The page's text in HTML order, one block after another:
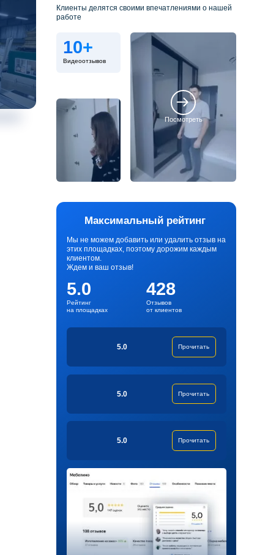
Клиенты делятся своими впечатлениями о нашей
работе
10+
Видеоотзывов
Посмотреть
Максимальный рейтинг
Мы не можем добавить или удалить отзыв на
этих площадках, поэтому дорожим каждым
клиентом.
Ждем и ваш отзыв!
5.0
Рейтинг
на площадках
428
Отзывов
от клиентов
5.0 Прочитать
5.0 Прочитать
5.0 Прочитать